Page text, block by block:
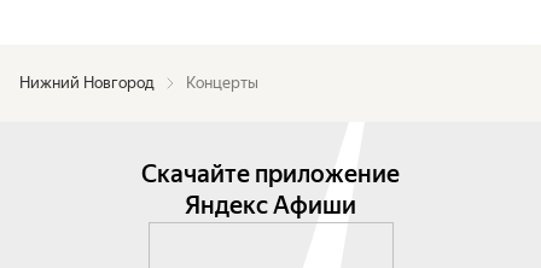
Нижний Новгород Концерты
Скачайте приложение
Яндекс Афиши